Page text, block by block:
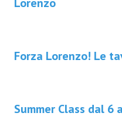
Forza Lorenzo! Le
Summer Class dal 6